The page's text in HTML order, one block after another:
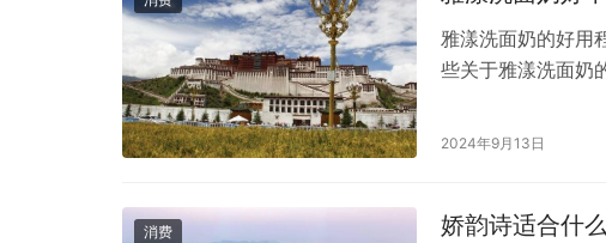
雅漾洗面奶的好用
些关于雅漾洗面奶
洗。 2. 清洁力和
2024年9月13日
消费 娇韵诗适合什